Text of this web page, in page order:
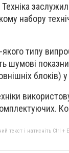
набору
типу
шумові
блоків)
текст і натисніть Ctrl